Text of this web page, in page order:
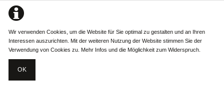
Wir verwenden Cookies, um die Website für Sie optimal zu gestalten und an Ihren
Interessen auszurichten. Mit der weiteren Nutzung der Website stimmen Sie der
Verwendung von Cookies zu. Mehr Infos und die Möglichkeit zum Widerspruch.
OK